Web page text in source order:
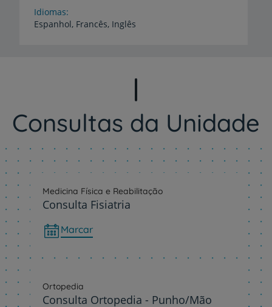
Idiomas
Espanhol, Francês, Inglês
Consultas da Unidade
Medicina Física e Reabilitação
Consulta Fisiatria
Marcar
Ortopedia
Consulta Ortopedia - Punho/Mão